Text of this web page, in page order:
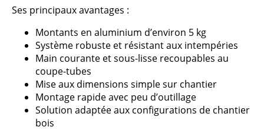
Ses principaux avantages :
Montants en aluminium d’environ 5 kg
Système robuste et résistant aux intempéries
Main courante et sous-lisse recoupables au
coupe-tubes
Mise aux dimensions simple sur chantier
Montage rapide avec peu d’outillage
Solution adaptée aux configurations de chantier
bois